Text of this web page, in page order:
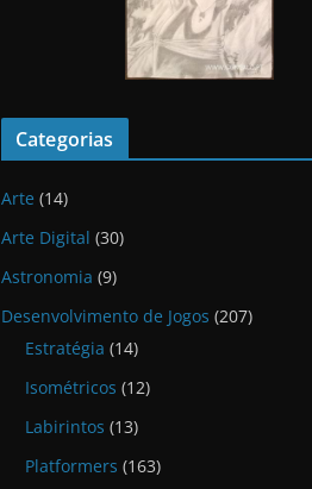
Categorias
Arte (14)
Arte Digital (30)
Astronomia (9)
Desenvolvimento de Jogos (207)
Estratégia (14)
Isométricos (12)
Labirintos (13)
Platformers (163)